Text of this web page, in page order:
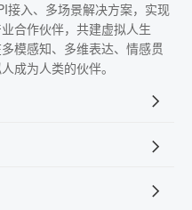
接入、多场景解决方案，实现
合作伙伴，共建虚拟人生
模感知、多维表达、情感贯
成为人类的伙伴。